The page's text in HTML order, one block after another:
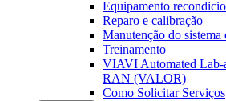
Equipamento
Reparo e calibração
Manutenção do sistema
Treinamento
VIAVI Automated Lab-
RAN (VALOR)
Como Solicitar Serviços